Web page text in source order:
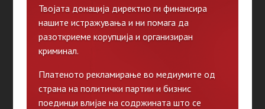
Твојата донација директно ги финансира
нашите истражувања и ни помага да
разоткриеме корупција и организиран
криминал.
Платеното рекламирање во медиумите од
страна на политички партии и бизнис
поединци влијае на содржината што се